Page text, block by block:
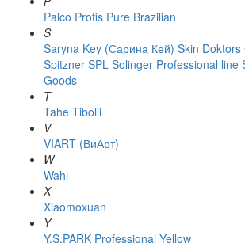
Palco Profis Pure Brazilian
S
Saryna Key (Сарина Кей) Skin
Spitzner SPL Solinger Professional line
Goods
T
Tahe Tibolli
V
VIART (ВиАрт)
W
Wahl
X
Xiaomoxuan
Y
Y.S.PARK Professional Yellow